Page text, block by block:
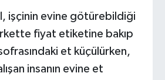
işçinin evine götürebildiği
fiyat etiketine bakıp
et küçülürken,
insanın evine et